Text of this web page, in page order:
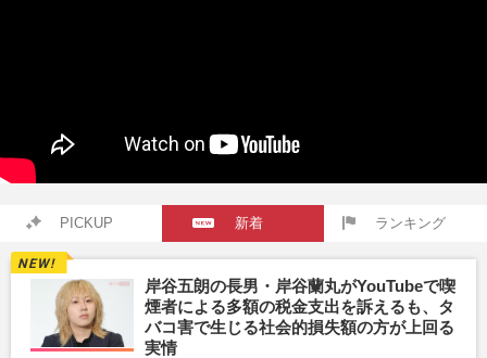
PICKUP 新着 ランキング
岸谷五朗の長男・岸谷蘭丸がYouTubeで喫
煙者による多額の税金支出を訴えるも、タ
バコ害で生じる社会的損失額の方が上回る
実情